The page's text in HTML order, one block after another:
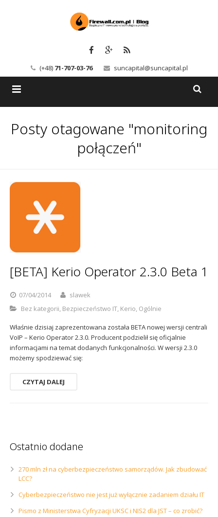
(+48) 71-707-03-76 suncapital@suncapital.pl
Backup-Solutions
Kerio
Serwery pocztowe
Sophos
Usługi
Szkolenia
Kontakt
Polityka prywatności
Posty otagowane "monitoring
połączeń"
[BETA] Kerio Operator 2.3.0 Beta 1
07/04/2014
slawek
Bez kategorii, Bezpieczeństwo IT, Kerio, Ogólnie
Właśnie dzisiaj zaprezentowana została BETA nowej wersji centrali
VoIP – Kerio Operator 2.3.0. Producent podzielił się oficjalnie
informacjami na temat dodanych funkcjonalności. W wersji 2.3.0
możemy spodziewać się:
CZYTAJ DALEJ
Ostatnio dodane
270 mln zł na cyberbezpieczeństwo samorządów. Jak zbudować
LCC?
Cyberbezpieczeństwo nie jest już wyłącznie zadaniem działu IT
Pismo z Ministerstwa Cyfryzacji UKSC i NIS2 dla JST – co zrobić?